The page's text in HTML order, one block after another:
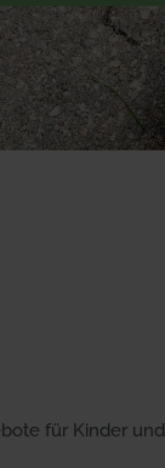
für Kinder